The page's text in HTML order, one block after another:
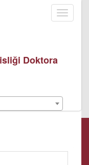
Toggle
Doktora